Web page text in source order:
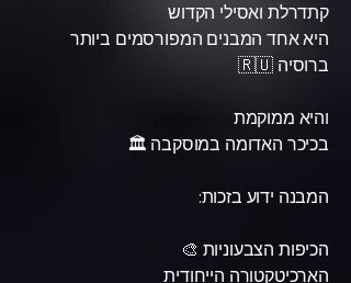
קתדרלת ואסילי הקדוש
היא אחד המבנים המפורסמים ביותר
ברוסיה 🇷🇺
והיא ממוקמת
בכיכר האדומה במוסקבה 🏛️
המבנה ידוע בזכות:
הכיפות הצבעוניות 🎨
הארכיטקטורה הייחודית